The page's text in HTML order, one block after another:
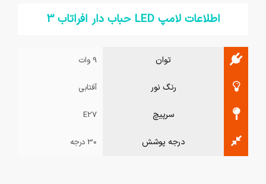
اطلاعات لامپ LED حباب دار افراتاب 3
توان 9 وات
رنگ نور آفتابی
سرپیچ E27
درجه پوشش 30 درجه